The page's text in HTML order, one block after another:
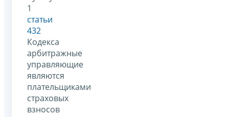
1
статьи
432
Кодекса
арбитражные
управляющие
являются
плательщиками
страховых
взносов